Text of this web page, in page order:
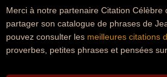
Merci à notre partenaire Citation Célèbre
partager son catalogue de phrases de
pouvez consulter les meilleures citations
proverbes, petites phrases et pensées